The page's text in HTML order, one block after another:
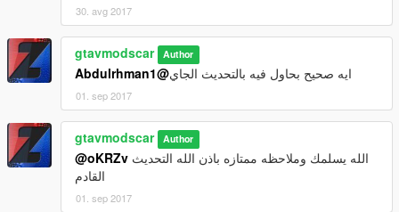
instagram:gtavmodscar
Enjoy
30. avg 2017
gtavmodscar Author
ايه صحيح بحاول فيه بالتحديث الجاي@Abdulrhman1
01. sep 2017
gtavmodscar Author
@oKRZv
القادم
01. sep 2017